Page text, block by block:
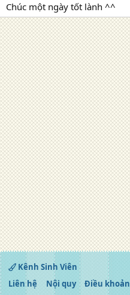
Chúc một ngày tốt lành ^^
Kênh Sinh Viên
Liên hệ
Nội quy Điều khoản